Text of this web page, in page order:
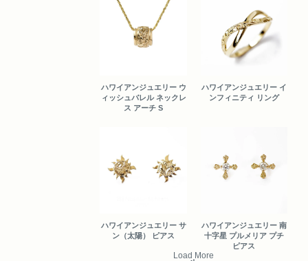
ハワイアンジュエリー ウ
ィッシュバレル ネックレ
ス アーチ S
ハワイアンジュエリー イ
ンフィニティ リング
ハワイアンジュエリー サ
ン（太陽） ピアス
ハワイアンジュエリー 南
十字星 プルメリア プチ
ピアス
Load More